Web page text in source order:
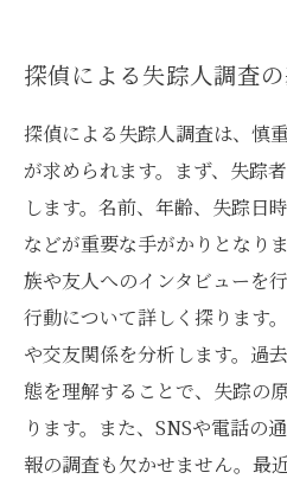
探偵による失踪人調査
探偵による失踪人調査は、慎
が求められます。まず、失踪
します。名前、年齢、失踪日
などが重要な手がかりとなり
族や友人へのインタビューを
行動について詳しく探ります
や交友関係を分析します。過
態を理解することで、失踪の
ります。また、SNSや電話の
報の調査も欠かせません。最